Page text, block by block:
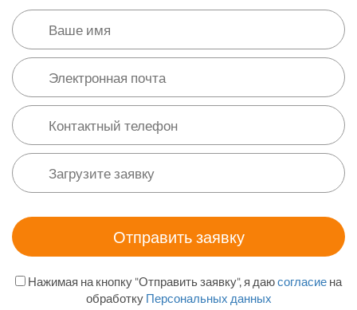
Нажимая на кнопку "Отправить заявку", я даюсогласие на
обработку Персональных данных